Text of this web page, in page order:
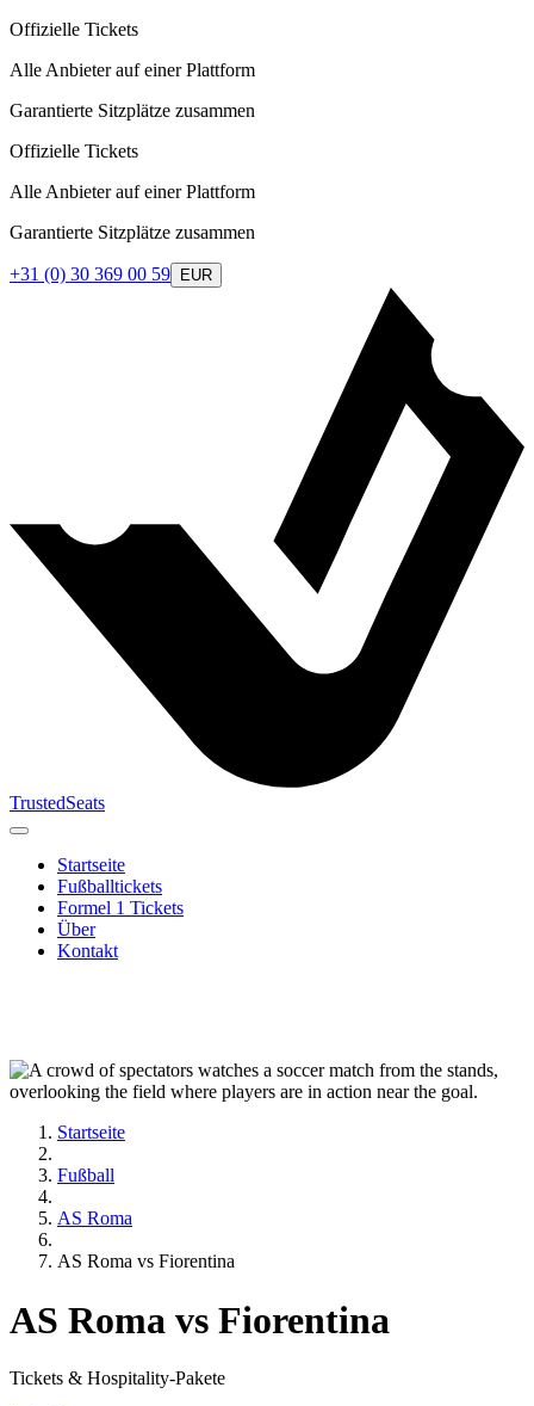
Offizielle Tickets
Alle Anbieter auf einer Plattform
Garantierte Sitzplätze zusammen
Offizielle Tickets
Alle Anbieter auf einer Plattform
Garantierte Sitzplätze zusammen
+31 (0) 30 369 00 59 EUR
TrustedSeats
Startseite
Fußballtickets
Formel 1 Tickets
Über
Kontakt
Startseite
Fußball
AS Roma
AS Roma vs Fiorentina
AS Roma vs Fiorentina
Tickets & Hospitality-Pakete